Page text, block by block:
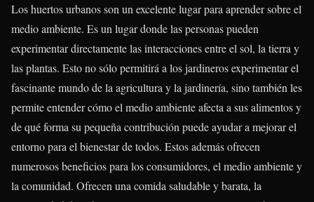
Los huertos urbanos son un excelente lugar para aprender sobre el
medio ambiente. Es un lugar donde las personas pueden
experimentar directamente las interacciones entre el sol, la tierra y
las plantas. Esto no sólo permitirá a los jardineros experimentar el
fascinante mundo de la agricultura y la jardinería, sino también les
permite entender cómo el medio ambiente afecta a sus alimentos y
de qué forma su pequeña contribución puede ayudar a mejorar el
entorno para el bienestar de todos. Estos además ofrecen
numerosos beneficios para los consumidores, el medio ambiente y
la comunidad. Ofrecen una comida saludable y barata, la